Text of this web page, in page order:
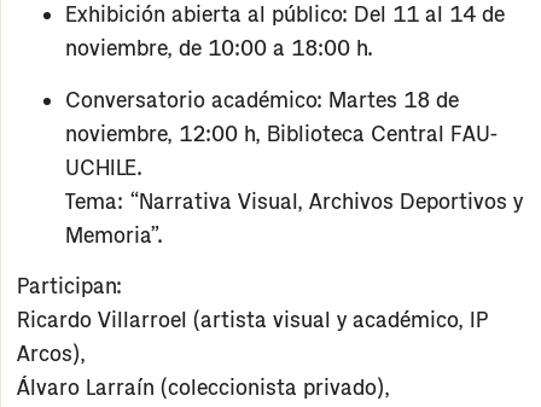
Exhibición abierta al público: Del 11 al 14 de
noviembre, de 10:00 a 18:00 h.
Conversatorio académico: Martes 18 de
noviembre, 12:00 h, Biblioteca Central FAU-
UCHILE.
Tema: “Narrativa Visual, Archivos Deportivos y
Memoria”.
Participan:
Ricardo Villarroel (artista visual y académico, IP
Arcos),
Álvaro Larraín (coleccionista privado),